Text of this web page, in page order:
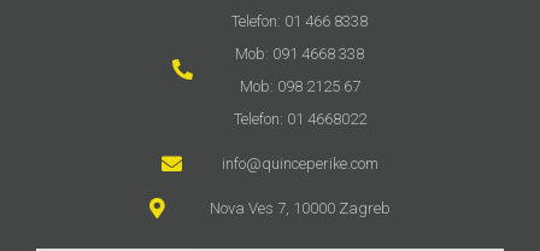
Telefon: 01 466 8338
Mob: 091 4668 338
Mob: 098 2125 67
Telefon: 01 4668022
info@quinceperike.com
Nova Ves 7, 10000 Zagreb